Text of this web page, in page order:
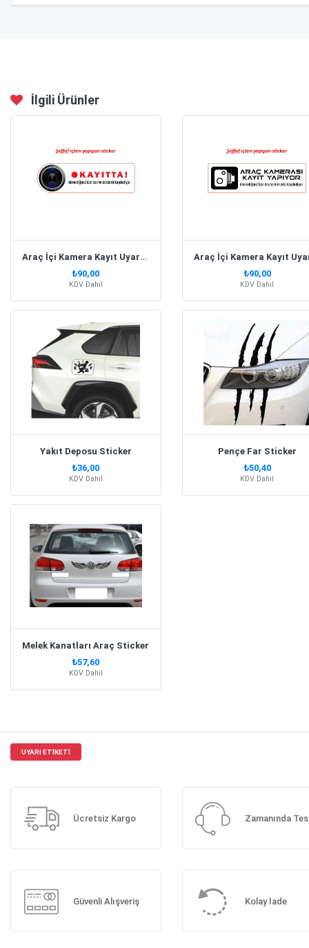
İlgili Ürünler
Araç İçi Kamera Kayıt Uyarı Etiketi Şeffaf Cam Sticker Model 2
₺90,00
KDV Dahil
₺90,00
KDV Dahil
Yakıt Deposu Sticker
₺36,00
KDV Dahil
Pençe Far Sticker
₺50,40
KDV Dahil
Melek Kanatları Araç Sticker
₺57,60
KDV Dahil
UYARI ETIKETI
Ücretsiz Kargo Zamanında
Güvenli Alışveriş Kolay İade